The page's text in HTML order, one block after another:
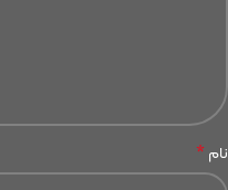
نام *